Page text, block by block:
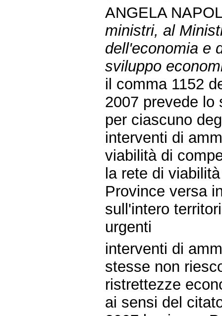
ANGELA
ministri, al
dell'economia e
sviluppo
il comma 1152
2007 prevede lo
per ciascuno
interventi di
viabilità di
la rete di
Province versa
sull'intero
urgenti
interventi di
stesse non
ristrettezze
ai sensi del